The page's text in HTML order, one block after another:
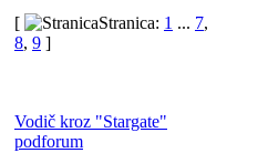
[
Stranica: 1 ... 7,
8, 9 ]
Vodič kroz "Stargate"
podforum